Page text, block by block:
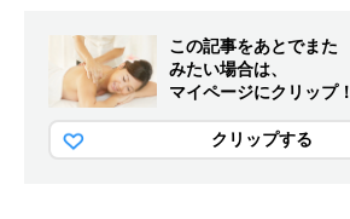
この記事をあとでまた
みたい場合は、
マイページにクリップ！
クリップする